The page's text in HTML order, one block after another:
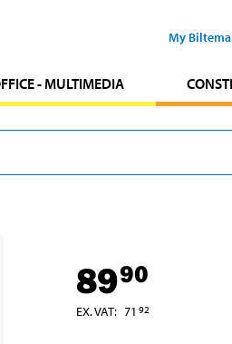
My Biltema
- MULTIMEDIA
8990
EX. VAT: 71 92